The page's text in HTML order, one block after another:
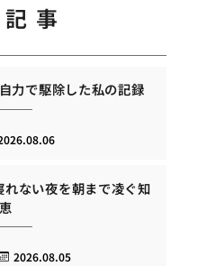
事
力で駆除した私の記録
ない夜を朝まで凌ぐ知
恵
2026.08.05